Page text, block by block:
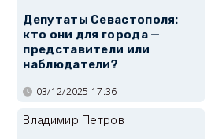
Депутаты Севастополя:
кто они для города —
представители или
наблюдатели?
03/12/2025 17:36
Владимир Петров